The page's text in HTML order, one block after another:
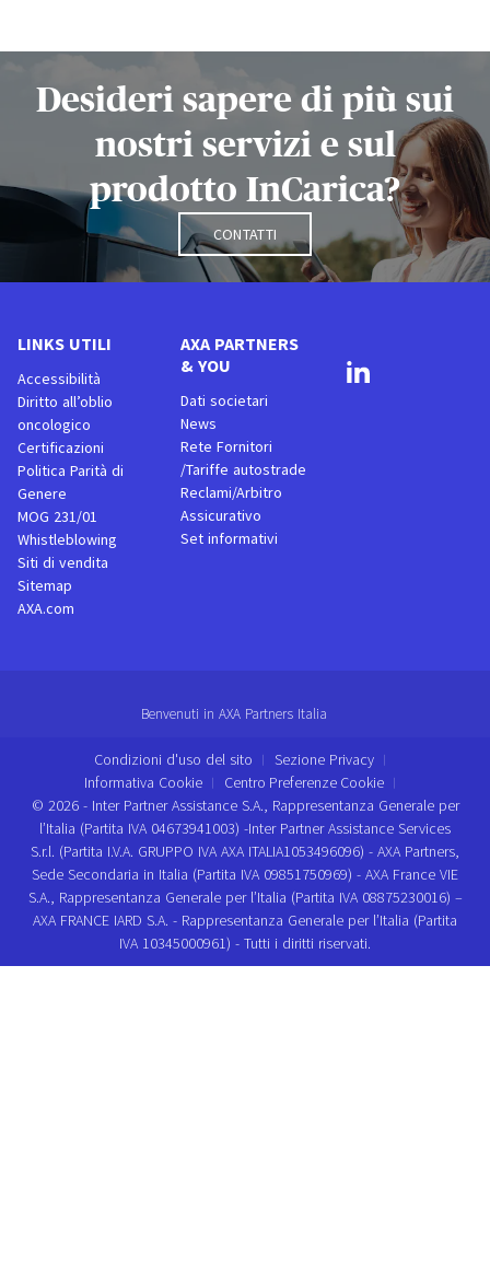
Desideri sapere di più sui
nostri servizi e sul
prodotto InCarica?
Contatti
LINKS UTILI
Accessibilità
Diritto all’oblio
oncologico
Certificazioni
Politica Parità di
Genere
MOG 231/01
Whistleblowing
Siti di vendita
Sitemap
AXA.com
AXA PARTNERS
& YOU
Dati societari
News
Rete Fornitori
/Tariffe autostrade
Reclami/Arbitro
Assicurativo
Set informativi
Benvenuti in AXA Partners Italia
Condizioni d'uso del sito
Sezione Privacy
Informativa Cookie
Centro Preferenze Cookie
© 2026 - Inter Partner Assistance S.A., Rappresentanza Generale per
l’Italia (Partita IVA 04673941003) -Inter Partner Assistance Services
S.r.l. (Partita I.V.A. GRUPPO IVA AXA ITALIA1053496096) - AXA Partners,
Sede Secondaria in Italia (Partita IVA 09851750969) - AXA France VIE
S.A., Rappresentanza Generale per l’Italia (Partita IVA 08875230016) –
AXA FRANCE IARD S.A. - Rappresentanza Generale per l’Italia (Partita
IVA 10345000961) - Tutti i diritti riservati.